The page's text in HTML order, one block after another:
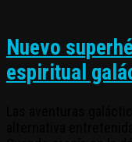
Nuevo
espiritual